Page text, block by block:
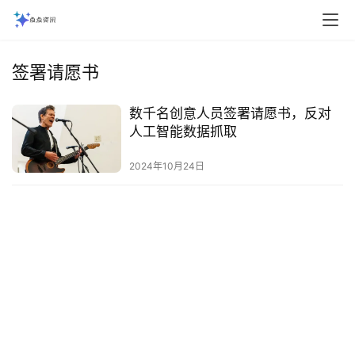
签署请愿书
数千名创意人员签署请愿书，反对
人工智能数据抓取
2024年10月24日